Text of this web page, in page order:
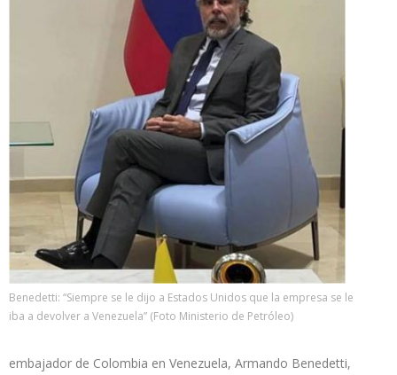
Benedetti: “Siempre se le dijo a Estados Unidos que la empresa se le
iba a devolver a Venezuela” (Foto Ministerio de Petróleo)
embajador de Colombia en Venezuela, Armando Benedetti,